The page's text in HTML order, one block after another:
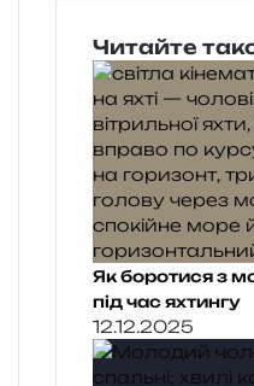
Читайте
Як боротися з
під час яхтингу
12.12.2025